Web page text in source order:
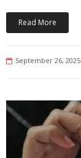
Read More
September 26, 2025